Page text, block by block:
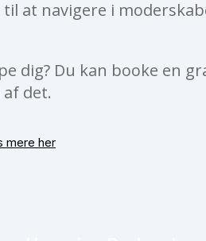
at navigere i
dig? Du kan booke en
det.
mere her